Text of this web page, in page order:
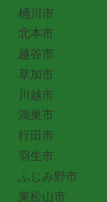
桶川市
北本市
越谷市
草加市
川越市
鴻巣市
行田市
羽生市
ふじみ野市
東松山市